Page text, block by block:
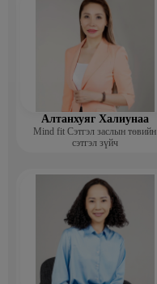
Алтанхуяг Халиунаа
Mind fit Сэтгэл заслын төвийн
сэтгэл зүйч